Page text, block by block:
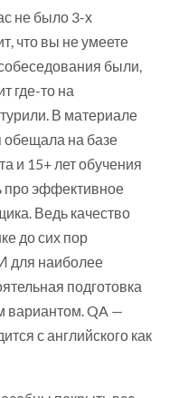
не было 3-х
что вы не умеете
были,
где-то на
В материале
обещала на базе
и 15+ лет обучения
про эффективное
Ведь качество
до сих пор
для наиболее
подготовка
вариантом. QA —
с английского как